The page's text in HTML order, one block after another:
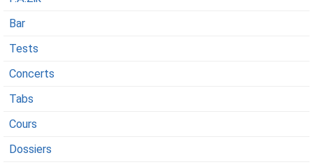
Bar
Tests
Concerts
Tabs
Cours
Dossiers